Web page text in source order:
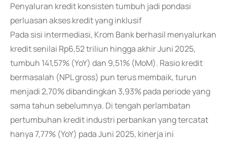
Penyaluran kredit konsisten tumbuh jadi pondasi
perluasan akses kredit yang inklusif
Pada sisi intermediasi, Krom Bank berhasil menyalurkan
kredit senilai Rp6,52 triliun hingga akhir Juni 2025,
tumbuh 141,57% (YoY) dan 9,51% (MoM). Rasio kredit
bermasalah (NPL gross) pun terus membaik, turun
menjadi 2,70% dibandingkan 3,93% pada periode yang
sama tahun sebelumnya. Di tengah perlambatan
pertumbuhan kredit industri perbankan yang tercatat
hanya 7,77% (YoY) pada Juni 2025, kinerja ini